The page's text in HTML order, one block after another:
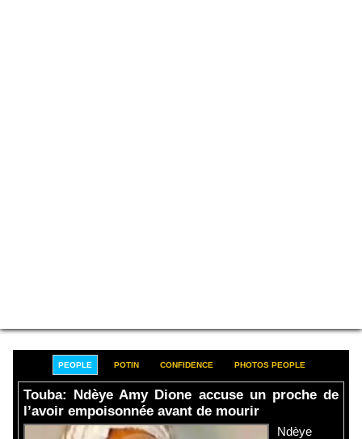
PEOPLE POTIN CONFIDENCE PHOTOS PEOPLE
Touba: Ndèye Amy Dione accuse un proche de
l’avoir empoisonnée avant de mourir
Ndèye